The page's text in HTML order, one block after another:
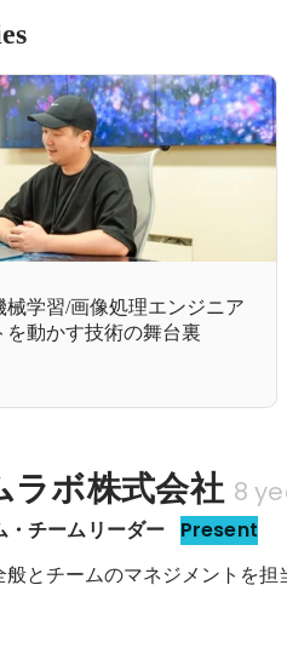
械学習/画像処理エンジニア
を動かす技術の舞台裏
ラボ株式会社 8
・チームリーダー Present
般とチームのマネジメントを担